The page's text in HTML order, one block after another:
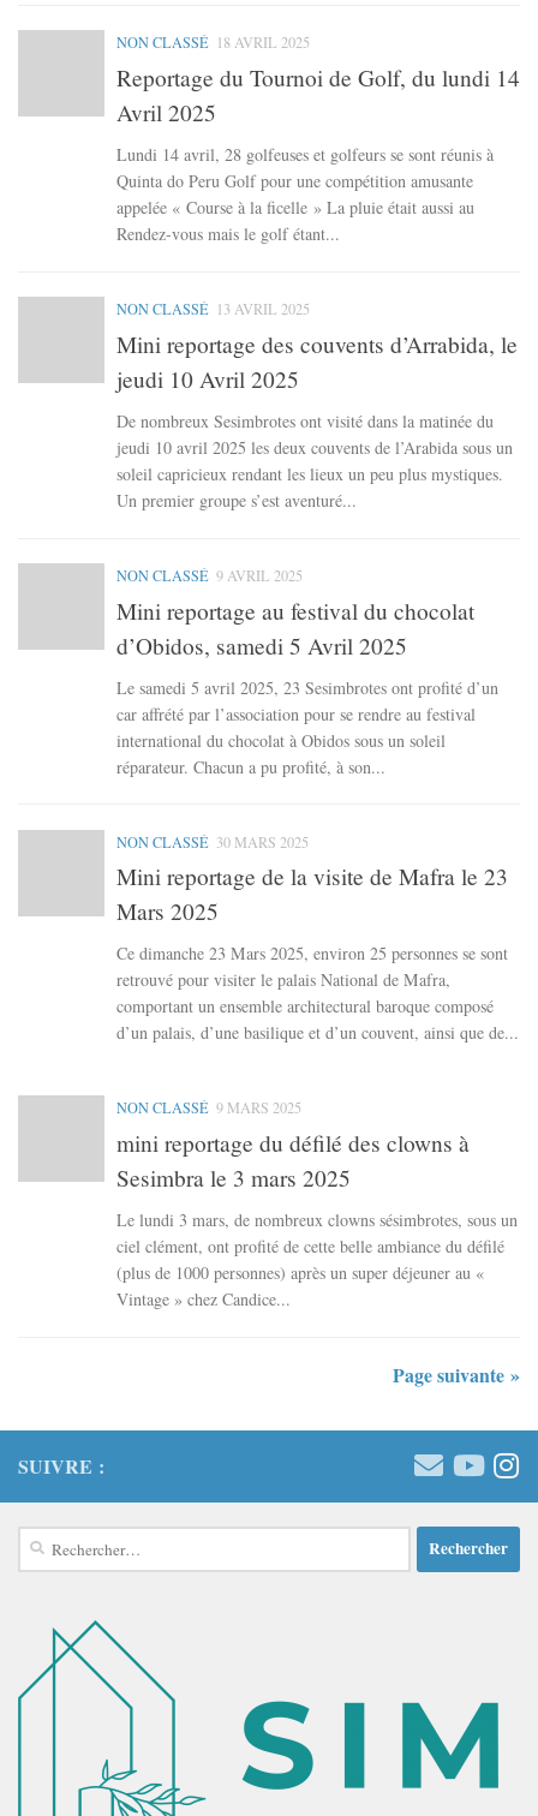
NON CLASSÉ 18 AVRIL 2025
Reportage du Tournoi de Golf, du lundi 14
Avril 2025
Lundi 14 avril, 28 golfeuses et golfeurs se sont réunis à
Quinta do Peru Golf pour une compétition amusante
appelée « Course à la ficelle » La pluie était aussi au
Rendez-vous mais le golf étant...
NON CLASSÉ 13 AVRIL 2025
Mini reportage des couvents d’Arrabida, le
jeudi 10 Avril 2025
De nombreux Sesimbrotes ont visité dans la matinée du
jeudi 10 avril 2025 les deux couvents de l’Arabida sous un
soleil capricieux rendant les lieux un peu plus mystiques.
Un premier groupe s’est aventuré...
NON CLASSÉ 9 AVRIL 2025
Mini reportage au festival du chocolat
d’Obidos, samedi 5 Avril 2025
Le samedi 5 avril 2025, 23 Sesimbrotes ont profité d’un
car affrété par l’association pour se rendre au festival
international du chocolat à Obidos sous un soleil
réparateur. Chacun a pu profité, à son...
NON CLASSÉ 30 MARS 2025
Mini reportage de la visite de Mafra le 23
Mars 2025
Ce dimanche 23 Mars 2025, environ 25 personnes se sont
retrouvé pour visiter le palais National de Mafra,
comportant un ensemble architectural baroque composé
d’un palais, d’une basilique et d’un couvent, ainsi que de...
NON CLASSÉ 9 MARS 2025
mini reportage du défilé des clowns à
Sesimbra le 3 mars 2025
Le lundi 3 mars, de nombreux clowns sésimbrotes, sous un
ciel clément, ont profité de cette belle ambiance du défilé
(plus de 1000 personnes) après un super déjeuner au «
Vintage » chez Candice...
Page suivante »
SUIVRE :
Rechercher :